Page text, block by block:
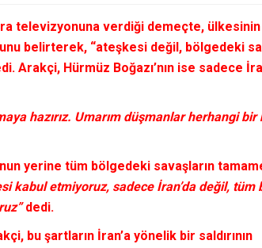
televizyonuna verdiği demeçte,
belirterek, “ateşkesi değil, bölgedeki
Arakçi, Hürmüz Boğazı’nın ise sadece
hazırız. Umarım düşmanlar herhangi bir
yerine tüm bölgedeki savaşların
kabul etmiyoruz, sadece İran’da değil, tüm
dedi.
bu şartların İran’a yönelik bir saldırının